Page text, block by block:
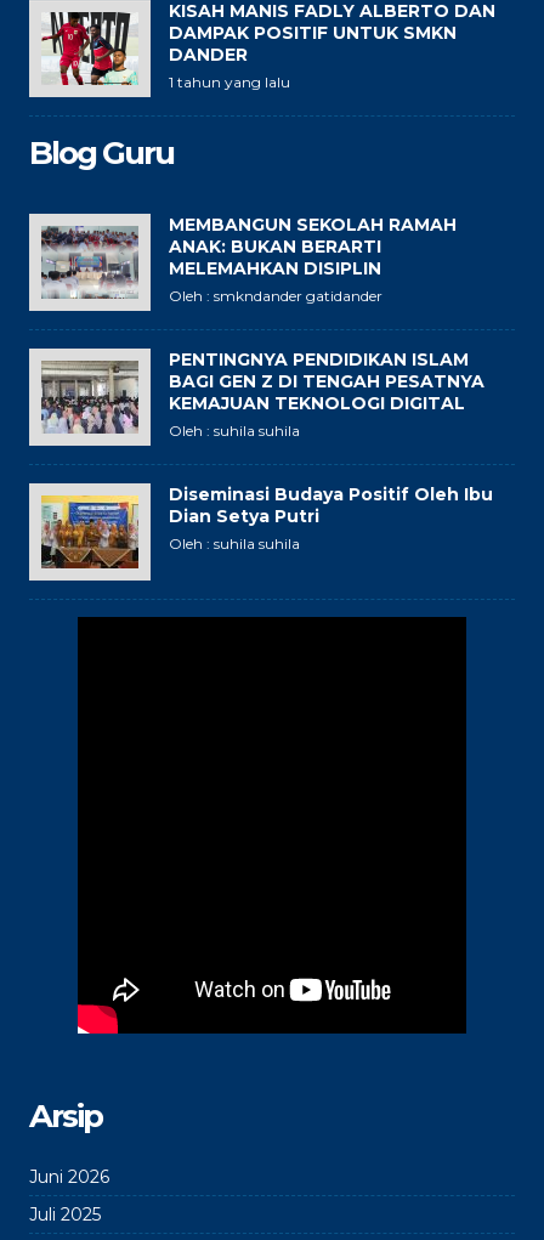
KISAH MANIS FADLY ALBERTO DAN
DAMPAK POSITIF UNTUK SMKN
DANDER
1 tahun yang lalu
Blog Guru
MEMBANGUN SEKOLAH RAMAH
ANAK: BUKAN BERARTI
MELEMAHKAN DISIPLIN
Oleh : smkndander gatidander
PENTINGNYA PENDIDIKAN ISLAM
BAGI GEN Z DI TENGAH PESATNYA
KEMAJUAN TEKNOLOGI DIGITAL
Oleh : suhila suhila
Diseminasi Budaya Positif Oleh Ibu
Dian Setya Putri
Oleh : suhila suhila
Arsip
Juni 2026
Juli 2025